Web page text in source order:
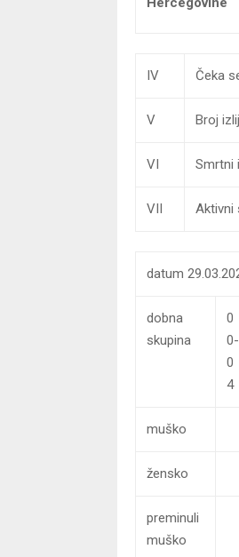
IV Čeka
V Broj
VI Smrtni
VII Aktivni
datum
dobna
skupina
0
0-
0
4
muško
žensko
preminuli
muško